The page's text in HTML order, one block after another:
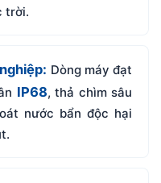
trời.
Dòng máy đạt
IP68, thả chìm sâu
nước bẩn độc hại